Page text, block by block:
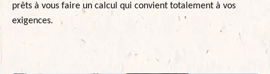
prêts à vous faire un calcul qui convient totalement à vos
exigences.